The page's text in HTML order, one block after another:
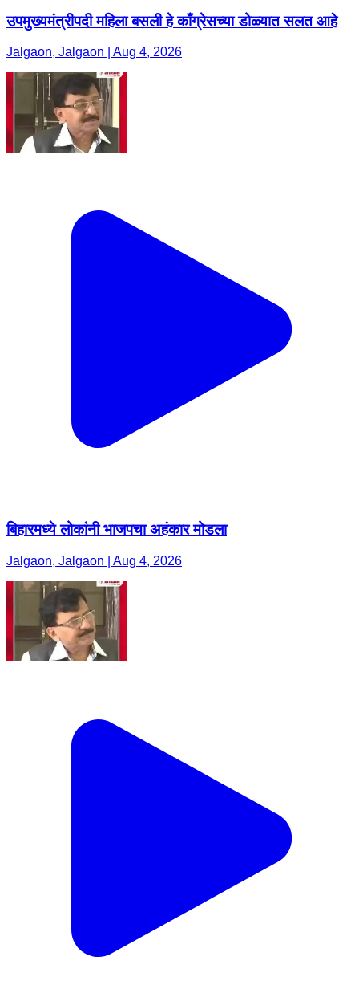
उपमुख्यमंत्रीपदी महिला बसली हे काँग्रेसच्या डोळ्यात सलत आहे
Jalgaon, Jalgaon | Aug 4, 2026
बिहारमध्ये लोकांनी भाजपचा अहंकार मोडला
Jalgaon, Jalgaon | Aug 4, 2026